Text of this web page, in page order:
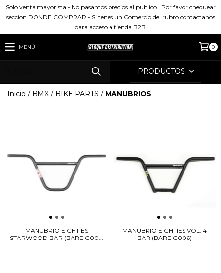
Solo venta mayorista - No pasamos precios al publico . Por favor chequear
seccion DONDE COMPRAR - Si tenes un Comercio del rubro contactanos
para acceso a tienda B2B.
MENÚ 0
PRODUCTOS
Inicio / BMX / BIKE PARTS / MANUBRIOS
MANUBRIO EIGHTIES
STARWOOD BAR (BAREIG00...
MANUBRIO EIGHTIES VOL. 4
BAR (BAREIG006)